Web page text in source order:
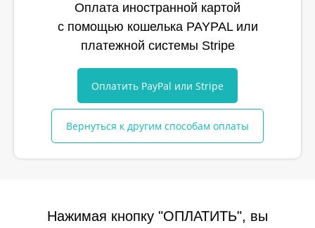
Оплата иностранной картой
с помощью кошелька PAYPAL или
платежной системы Stripe
Оплатить PayPal или Stripe
Вернуться к другим способам оплаты
Нажимая кнопку "ОПЛАТИТЬ", вы